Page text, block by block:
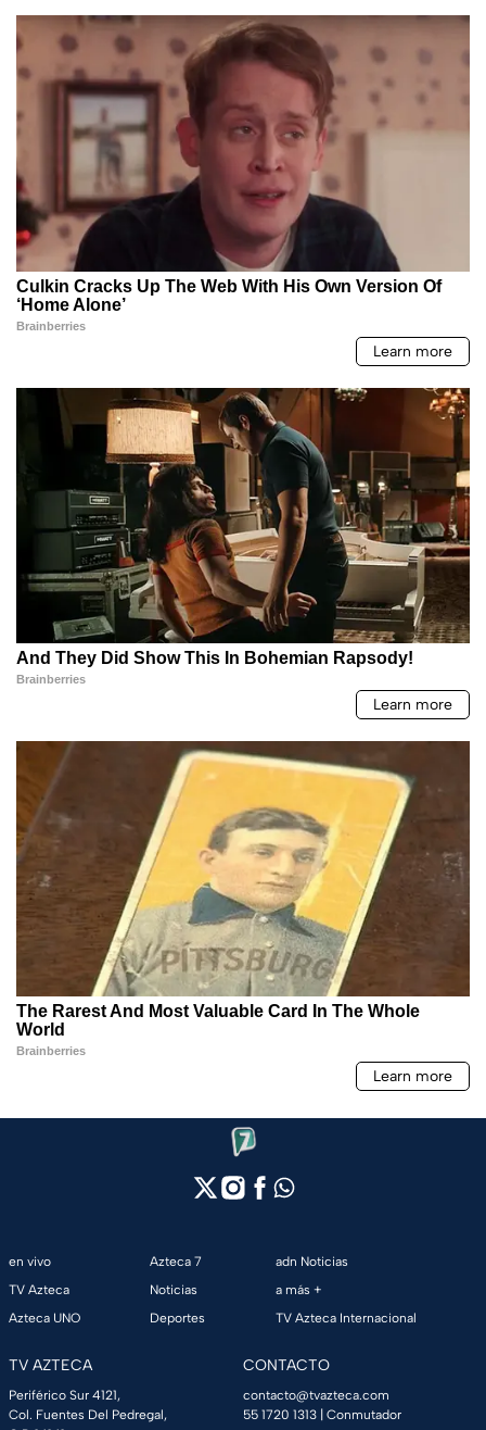
en vivo
TV Azteca
Azteca UNO
Azteca 7
Noticias
Deportes
adn Noticias
a más +
TV Azteca Internacional
TV AZTECA
Periférico Sur 4121,
Col. Fuentes Del Pedregal,
CONTACTO
contacto@tvazteca.com
55 1720 1313 | Conmutador